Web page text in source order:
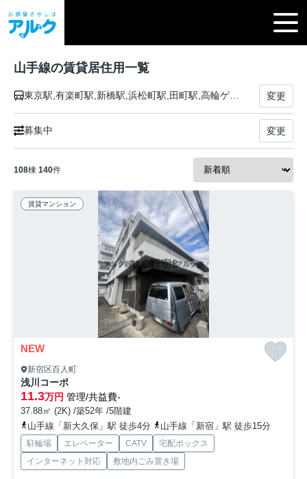
山手線の賃貸居住用一覧
東京駅,有楽町駅,新橋駅,浜松町駅,田町駅,高輪ゲートウェイ駅,品川駅,大崎駅,五反田駅,目黒駅,恵比寿駅,渋谷駅,原宿駅,代々木駅,新宿駅,新大久保駅,高田馬場駅,目白駅,池袋駅,大塚駅,巣鴨駅,駒込駅,田端駅,西日暮里駅,日暮里駅,鶯谷駅,上野駅,御徒町駅,秋葉原駅,神田駅 変更
募集中 変更
108棟 140件
賃貸マンション
NEW
新宿区百人町
浅川コーポ
11.3万円 管理/共益費-
37.88㎡ (2K) /築52年 /5階建
山手線「新大久保」駅 徒歩4分
山手線「新宿」駅 徒歩15分
駐輪場 エレベーター CATV
宅配ボックス
インターネット対応
敷地内ごみ置き場